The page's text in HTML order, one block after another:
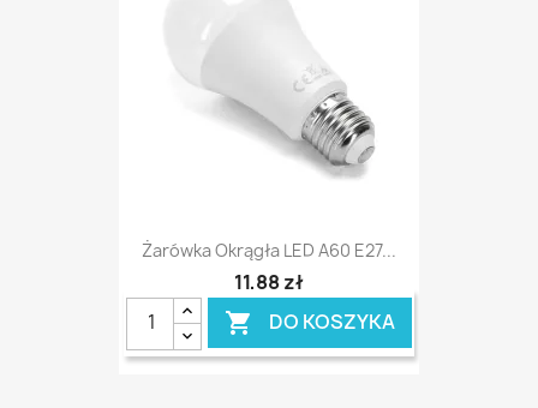
Żarówka Okrągła LED A60 E27...
11,88 zł
 DO KOSZYKA